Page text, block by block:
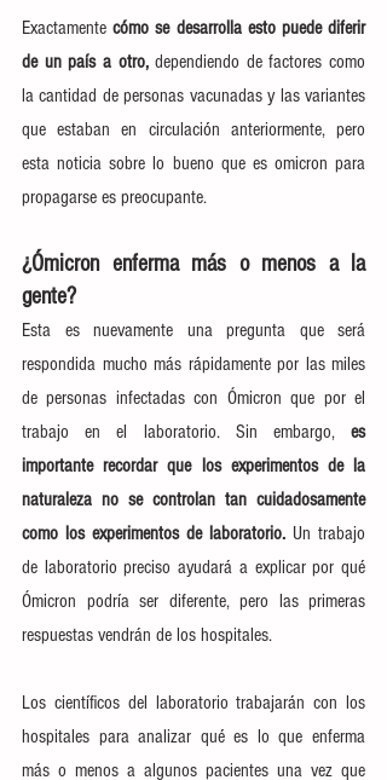
Exactamente cómo se desarrolla esto puede diferir
de un país a otro, dependiendo de factores como
la cantidad de personas vacunadas y las variantes
que estaban en circulación anteriormente, pero
esta noticia sobre lo bueno que es omicron para
propagarse es preocupante.
¿Ómicron enferma más o menos a la
gente?
Esta es nuevamente una pregunta que será
respondida mucho más rápidamente por las miles
de personas infectadas con Ómicron que por el
trabajo en el laboratorio. Sin embargo, es
importante recordar que los experimentos de la
naturaleza no se controlan tan cuidadosamente
como los experimentos de laboratorio. Un trabajo
de laboratorio preciso ayudará a explicar por qué
Ómicron podría ser diferente, pero las primeras
respuestas vendrán de los hospitales.
Los científicos del laboratorio trabajarán con los
hospitales para analizar qué es lo que enferma
más o menos a algunos pacientes una vez que